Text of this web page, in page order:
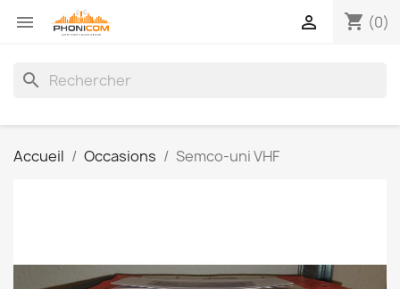
 shopping_cart (0)

search
Accueil Occasions Semco-uni VHF